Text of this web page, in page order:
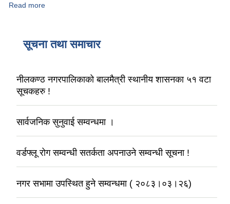
Read more
सूचना तथा समाचार
नीलकण्ठ नगरपालिकाको बालमैत्री स्थानीय शासनका ५१ वटा
सूचकहरु !
सार्वजनिक सुनुवाई सम्वन्धमा ।
वर्डफ्लू रोग सम्वन्धी सतर्कता अपनाउने सम्वन्धी सूचना !
नगर सभामा उपस्थित हुने सम्वन्धमा ( २०८३।०३।२६)